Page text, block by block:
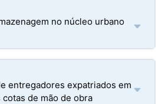
no núcleo urbano
entregadores expatriados em
de mão de obra